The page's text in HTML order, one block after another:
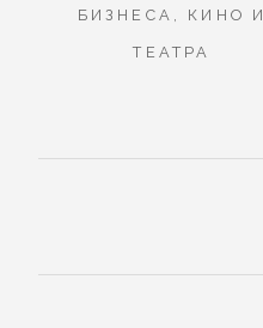
БИЗНЕСА, КИНО И
ТЕАТРА